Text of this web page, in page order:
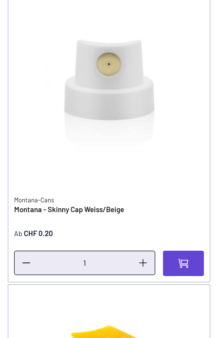
Montana-Cans
Montana - Skinny Cap Weiss/Beige
Ab CHF 0.20